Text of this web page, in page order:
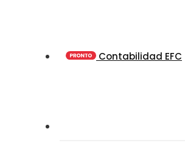
Contabilidad EFC